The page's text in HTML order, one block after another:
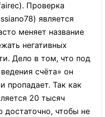
Проверка
является
меняет название
негативных
Дело в том, что под
счёта» он
пропадает. Так как
20 тысяч
достаточно, чтобы не